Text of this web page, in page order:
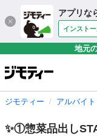
アプリな
インスト
地元
ジモティー アルバイト
✨①惣菜品出し